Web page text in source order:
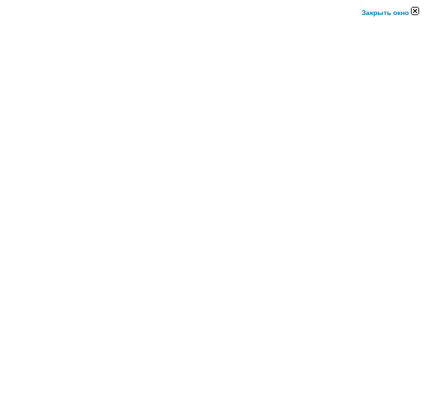
Закрыть окно